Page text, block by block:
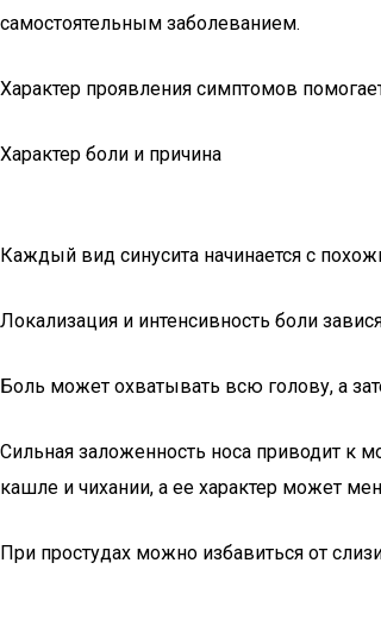
самостоятельным заболеванием.
Характер проявления симптомов
Характер боли и причина
Каждый вид синусита начинается с
Локализация и интенсивность боли
Боль может охватывать всю голову, а
Сильная заложенность носа приводит к
кашле и чихании, а ее характер может
При простудах можно избавиться от